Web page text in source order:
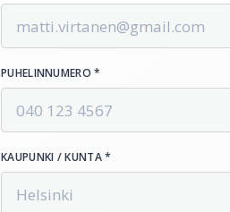
PUHELINNUMERO *
KAUPUNKI / KUNTA *